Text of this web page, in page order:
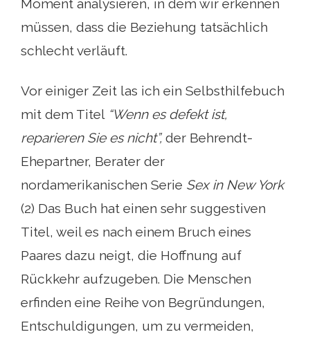
Moment analysieren, in dem wir erkennen
müssen, dass die Beziehung tatsächlich
schlecht verläuft.
Vor einiger Zeit las ich ein Selbsthilfebuch
mit dem Titel “Wenn es defekt ist,
reparieren Sie es nicht”,der Behrendt-
Ehepartner, Berater der
nordamerikanischen Serie Sex in New York
(2) Das Buch hat einen sehr suggestiven
Titel, weil es nach einem Bruch eines
Paares dazu neigt, die Hoffnung auf
Rückkehr aufzugeben. Die Menschen
erfinden eine Reihe von Begründungen,
Entschuldigungen, um zu vermeiden,